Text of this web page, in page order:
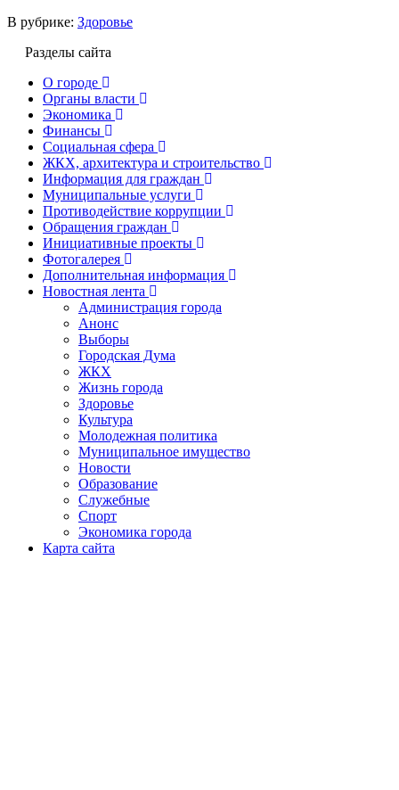
В рубрике: Здоровье
Разделы сайта
О городе
Органы власти
Экономика
Финансы
Социальная сфера
ЖКХ, архитектура и строительство
Информация для граждан
Муниципальные услуги
Противодействие коррупции
Обращения граждан
Инициативные проекты
Фотогалерея
Дополнительная информация
Новостная лента
Администрация города
Анонс
Выборы
Городская Дума
ЖКХ
Жизнь города
Здоровье
Культура
Молодежная политика
Муниципальное имущество
Новости
Образование
Служебные
Спорт
Экономика города
Карта сайта